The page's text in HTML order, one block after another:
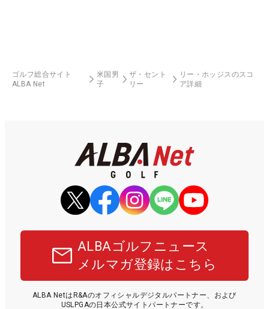
ゴルフ総合サイト
ALBA Net
米国男
子
ザ・セント
リー
リー・ホッジスのスコ
ア詳細
ALBAゴルフニュース
メルマガ登録はこちら
ALBA NetはR&Aのオフィシャルデジタルパートナー、および
USLPGAの日本公式サイトパートナーです。